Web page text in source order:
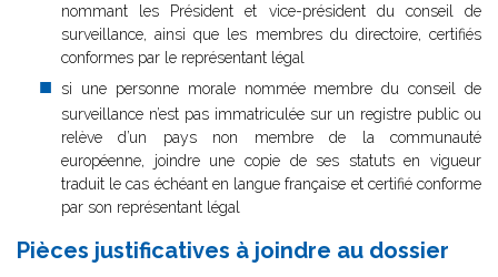
nommant les Président et vice-président du conseil de
surveillance, ainsi que les membres du directoire, certifiés
conformes par le représentant légal
si une personne morale nommée membre du conseil de
surveillance n’est pas immatriculée sur un registre public ou
relève d’un pays non membre de la communauté
européenne, joindre une copie de ses statuts en vigueur
traduit le cas échéant en langue française et certifié conforme
par son représentant légal
Pièces justificatives à joindre au dossier